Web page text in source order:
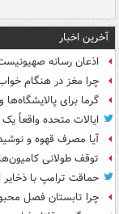
آخرین اخبار
اذعان رسانه
چرا مغز در هنگام
گرما برای پالایشگاه‌ها
ایالات متحده واقعاً
آیا مصرف قهوه و
توقف طولانی
حماقت ترامپ با
چرا تابستان فصل